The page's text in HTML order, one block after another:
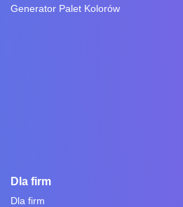
Generator Palet Kolorów
Dla firm
Dla firm